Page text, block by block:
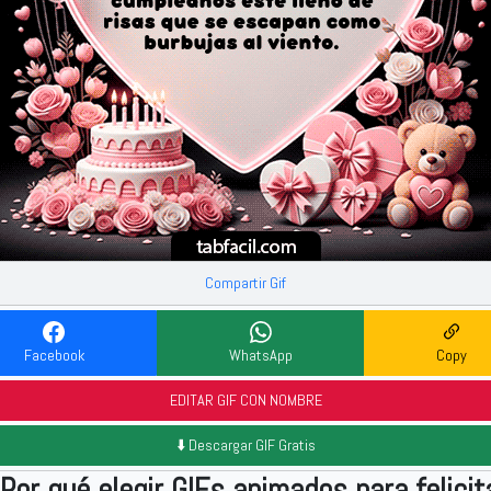
Compartir Gif
Facebook WhatsApp Copy
EDITAR GIF CON NOMBRE
⬇️ Descargar GIF Gratis